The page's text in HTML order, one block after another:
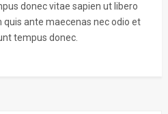
donec vitae sapien ut libero
ante maecenas nec odio et
tempus donec.